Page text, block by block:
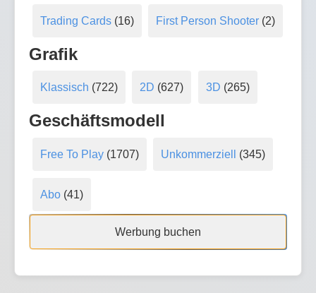
Trading Cards(16) First Person Shooter (2)
Grafik
Klassisch (722) 2D (627) 3D (265)
Geschäftsmodell
Free To Play(1707) Unkommerziell (345)
Abo(41)
Werbung buchen